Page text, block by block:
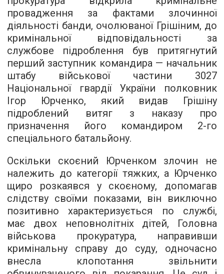
провадження за фактами злочинної
діяльності банди, очолюваної Грішіним, до
кримінальної відповідальності за
службове підроблення був притягнутий
перший заступник командира — начальник
штабу військової частини 3027
Національної гвардії України полковник
Ігор Юрченко, який видав Грішіну
підроблений витяг з наказу про
призначення його командиром 2-го
спеціального батальйону.
Оскільки скоєний Юрченком злочин не
належить до категорії тяжких, а Юрченко
щиро розкаявся у скоєному, допомагав
слідству своїми показами, він виключно
позитивно характеризується по службі,
має двох неповнолітніх дітей, Головна
військова прокуратура, направивши
кримінальну справу до суду, одночасно
внесла клопотання звільнити